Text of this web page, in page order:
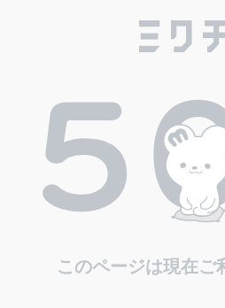
このページは現在ご